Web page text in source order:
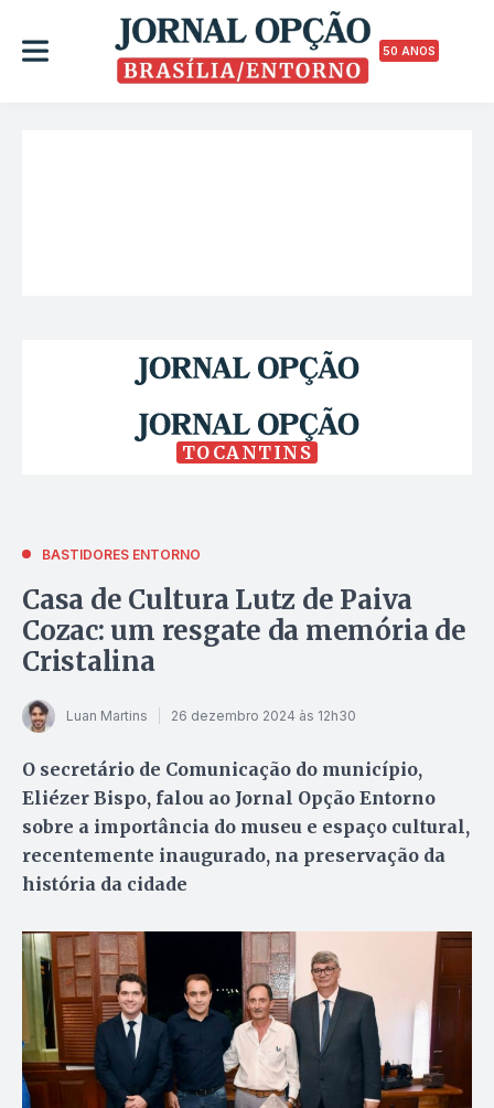
50 ANOS
TOCANTINS
BASTIDORES ENTORNO
Casa de Cultura Lutz de Paiva
Cozac: um resgate da memória de
Cristalina
Luan Martins 26 dezembro 2024 às 12h30
O secretário de Comunicação do município,
Eliézer Bispo, falou ao Jornal Opção Entorno
sobre a importância do museu e espaço cultural,
recentemente inaugurado, na preservação da
história da cidade